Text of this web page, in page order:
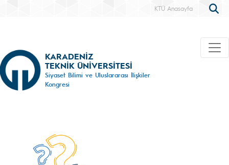
KTÜ Anasayfa
KARADENİZ
TEKNİK ÜNİVERSİTESİ
Siyaset Bilimi ve Uluslararası İlişkiler
Kongresi